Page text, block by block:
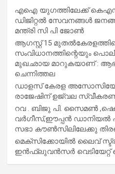
എഐ യുഗത്തിലേക്ക്
ഡിജിറ്റൽ സേവനങ്ങൾ
മന്ത്രി സി പി ജോൺ
ആഗസ്റ്റ് 15
സംവിധാനത്തിന്റെയും
മുഖഛായ മാറുകയാണ് :
ചെന്നിത്തല
ഡാളസ് കേരള
രാജേഷിന് ഉജ്വല
റവ . ബിജു പി. സൈമൺ
വർഗീസ്,ഈപ്പൻ ഡാനിയൽ
സഭാ കൗൺസിലിലേക്കു
മെക്സിക്കോയിൽ ലൈവ്
ഇൻഫ്ലുവൻസർ വെടിയേറ്റ്